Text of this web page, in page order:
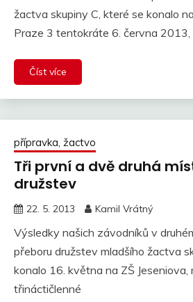
žactva skupiny C, které se konalo
Praze 3 tentokráte 6. června 2013,
Číst více
přípravka, žactvo
Tři první­ a dvě druhá
družstev
22. 5. 2013 Kamil Vrátný
Výsledky našich závodníků v
přeboru družstev mladšího žactva
konalo 16. května na ZŠ Jeseniova,
třináctičlenné